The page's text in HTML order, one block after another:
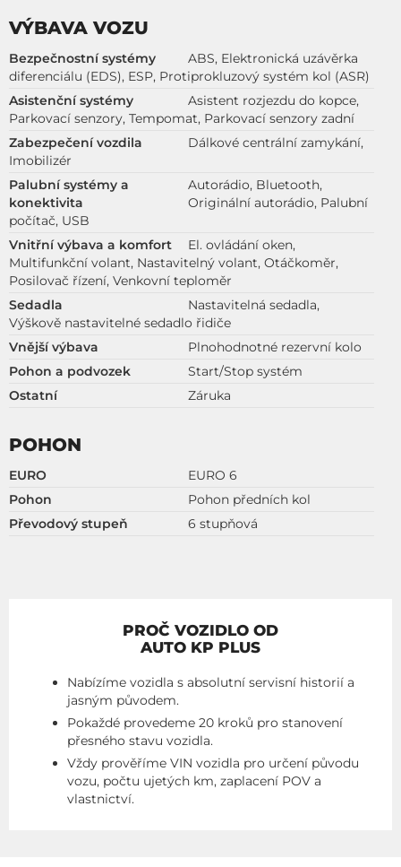
VÝBAVA VOZU
Bezpečnostní systémy
ABS, Elektronická uzávěrka
diferenciálu (EDS), ESP, Protiprokluzový systém kol (ASR)
Asistenční systémy
Asistent rozjezdu do kopce,
Parkovací senzory, Tempomat, Parkovací senzory zadní
Zabezpečení vozdila
Dálkové centrální zamykání,
Imobilizér
Palubní systémy a
konektivita
Autorádio, Bluetooth,
Originální autorádio, Palubní
počítač, USB
Vnitřní výbava a komfort
El. ovládání oken,
Multifunkční volant, Nastavitelný volant, Otáčkoměr,
Posilovač řízení, Venkovní teploměr
Sedadla
Nastavitelná sedadla,
Výškově nastavitelné sedadlo řidiče
Vnější výbava
Plnohodnotné rezervní kolo
Pohon a podvozek
Start/Stop systém
Ostatní
Záruka
POHON
EURO
EURO 6
Pohon
Pohon předních kol
Převodový stupeň
6 stupňová
PROČ VOZIDLO OD
AUTO KP PLUS
Nabízíme vozidla s absolutní servisní historií a
jasným původem.
Pokaždé provedeme 20 kroků pro stanovení
přesného stavu vozidla.
Vždy prověříme VIN vozidla pro určení původu
vozu, počtu ujetých km, zaplacení POV a
vlastnictví.